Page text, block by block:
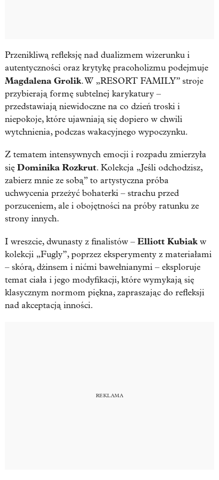
Przenikliwą refleksję nad dualizmem wizerunku i
autentyczności oraz krytykę pracoholizmu podejmuje
Magdalena Grolik. W „RESORT FAMILY” stroje
przybierają formę subtelnej karykatury –
przedstawiają niewidoczne na co dzień troski i
niepokoje, które ujawniają się dopiero w chwili
wytchnienia, podczas wakacyjnego wypoczynku.
Z tematem intensywnych emocji i rozpadu zmierzyła
się Dominika Rozkrut. Kolekcja „Jeśli odchodzisz,
zabierz mnie ze sobą” to artystyczna próba
uchwycenia przeżyć bohaterki – strachu przed
porzuceniem, ale i obojętności na próby ratunku ze
strony innych.
I wreszcie, dwunasty z finalistów – Elliott Kubiak w
kolekcji „Fugly”, poprzez eksperymenty z materiałami
– skórą, dżinsem i nićmi bawełnianymi – eksploruje
temat ciała i jego modyfikacji, które wymykają się
klasycznym normom piękna, zapraszając do refleksji
nad akceptacją inności.